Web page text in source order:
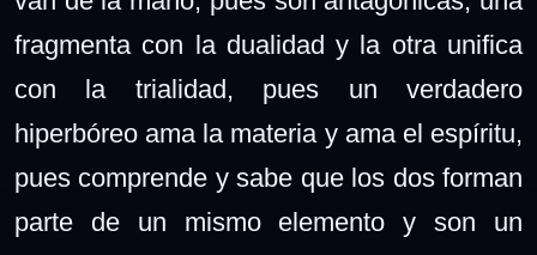
fragmenta con la dualidad y la otra unifica
con la trialidad, pues un verdadero
hiperbóreo ama la materia y ama el espíritu,
pues comprende y sabe que los dos forman
parte de un mismo elemento y son un